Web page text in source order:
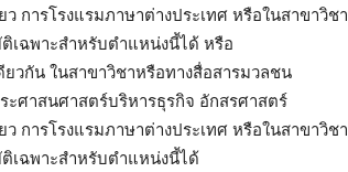
การโรงแรมภาษาต่างประเทศ หรือในสาขาวิชา
เฉพาะสำหรับตำแหน่งนี้ได้ หรือ
กัน ในสาขาวิชาหรือทางสื่อสารมวลชน
ะศาสนศาสตร์บริหารธุรกิจ อักสรศาสตร์
การโรงแรมภาษาต่างประเทศ หรือในสาขาวิชา
เฉพาะสำหรับตำแหน่งนี้ได้